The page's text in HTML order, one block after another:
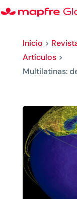
Inicio >
Artículos>
Multilatinas: